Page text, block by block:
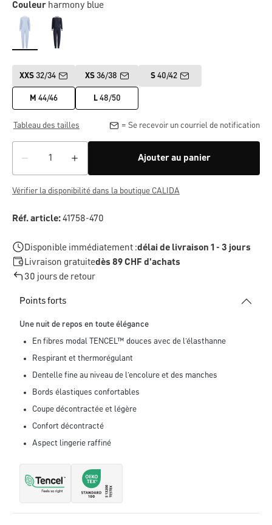
Couleur harmony blue
XXS 32/34 XS36/38 S 40/42
M 44/46 L48/50
Tableau des tailles = Se recevoir un courriel de notification
Ajouter au panier
Vérifier la disponibilité dans la boutique CALIDA
Réf. article:41758-470
Disponible immédiatement :délai de livraison 1 - 3 jours
Livraison gratuitedès 89 CHF d'achats
30 jours de retour
Points forts
Une nuit de repos en toute élégance
En fibres modal TENCEL™ douces avec de l’élasthanne
Respirant et thermorégulant
Dentelle fine au niveau de l’encolure et des manches
Bords élastiques confortables
Coupe décontractée et légère
Confort décontracté
Aspect lingerie raffiné